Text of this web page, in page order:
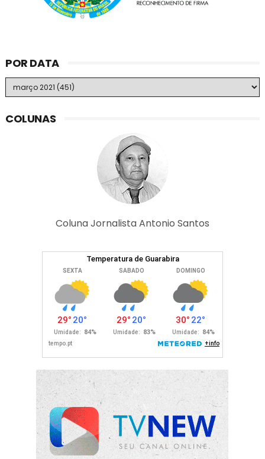
POR DATA
COLUNAS
Coluna Jornalista Antonio Santos